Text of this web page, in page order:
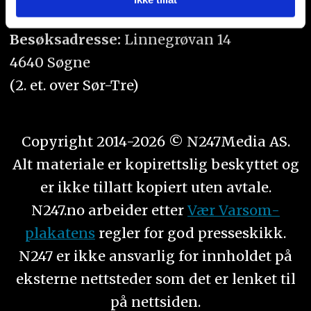
eller som de har samlet inn gjennom din bruk av
tjenestene deres.
Besøksadresse: Linnegrøvan 14
4640 Søgne
(2. et. over Sør-Tre)
Copyright 2014-2026 © N247Media AS.
Alt materiale er kopirettslig beskyttet og
er ikke tillatt kopiert uten avtale.
N247.no arbeider etter Vær Varsom-
plakatens regler for god presseskikk.
N247 er ikke ansvarlig for innholdet på
eksterne nettsteder som det er lenket til
på nettsiden.